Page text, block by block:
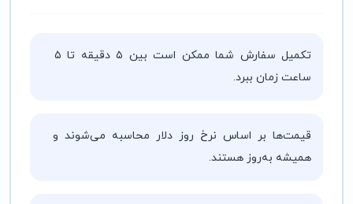
تکمیل سفارش شما ممکن است بین ۵ دقیقه تا ۵
ساعت زمان ببرد.
قیمت‌ها بر اساس نرخ روز دلار محاسبه می‌شوند و
همیشه به‌روز هستند.